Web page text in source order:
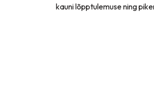
kauni lõpptulemuse ning